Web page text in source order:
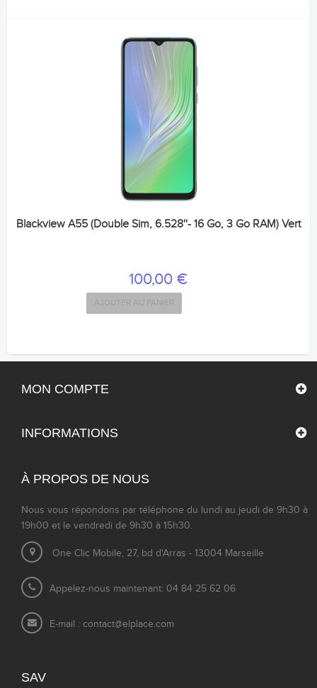
Blackview A55 (Double Sim, 6.528''- 16 Go, 3 Go RAM) Vert
100,00 €
AJOUTER AU PANIER
MON COMPTE
INFORMATIONS
À PROPOS DE NOUS
Nous vous répondons par téléphone du lundi au jeudi de 9h30 à
19h00 et le vendredi de 9h30 à 15h30.
One Clic Mobile, 27, bd d'Arras - 13004 Marseille
Appelez-nous maintenant: 04 84 25 62 06
E-mail : contact@elplace.com
SAV